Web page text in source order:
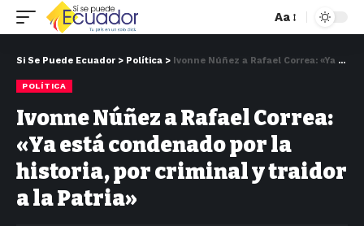
Aa
Si Se Puede Ecuador > Política > Ivonne Núñez a Rafael Correa: «Ya está condenado por la historia, por criminal y traidor a la Patria»
POLÍTICA
Ivonne Núñez a Rafael Correa:
«Ya está condenado por la
historia, por criminal y traidor
a la Patria»